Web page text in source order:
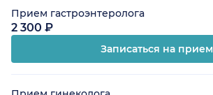
Прием гастроэнтеролога
2 300 ₽
Записаться на прием